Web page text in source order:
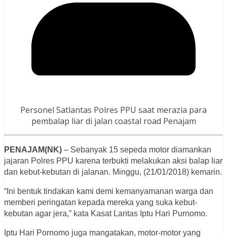
Personel Satlantas Polres PPU saat merazia para
pembalap liar di jalan coastal road Penajam
PENAJAM(NK) – Sebanyak 15 sepeda motor diamankan
jajaran Polres PPU karena terbukti melakukan aksi balap liar
dan kebut-kebutan di jalanan. Minggu, (21/01/2018) kemarin.
“Ini bentuk tindakan kami demi kemanyamanan warga dan
memberi peringatan kepada mereka yang suka kebut-
kebutan agar jera,” kata Kasat Lantas Iptu Hari Purnomo.
Iptu Hari Pornomo juga mangatakan, motor-motor yang